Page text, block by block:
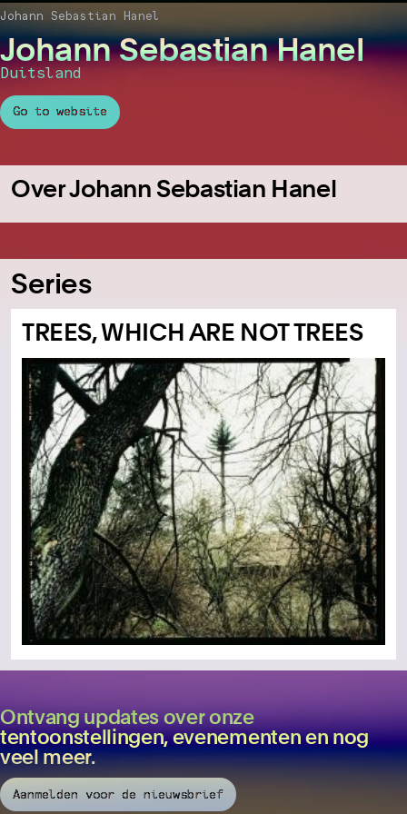
Johann Sebastian Hanel
Duitsland
Go to website
Johann Sebastian Hanel
Over Johann Sebastian Hanel
Series
TREES, WHICH ARE NOT TREES
Ontvang updates over onze
tentoonstellingen, evenementen en nog
veel meer.
Aanmelden voor de nieuwsbrief